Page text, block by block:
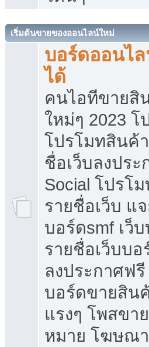
เริ่มต้นขายของออนไลน์ใหม่
บอร์ดออนไ
ได้
คนไอทีขายสิ
ใหม่ๆ 2023
โปรโมทสินค้
ชื่อเว็บลงปร
Social โปรโ
รายชื่อเว็บ แ
บอร์ดsmf เว็
รายชื่อเว็บบ
ลงประกาศฟรี
บอร์ดขายสิน
แรงๆ โพสขา
หมาย โฆษณ